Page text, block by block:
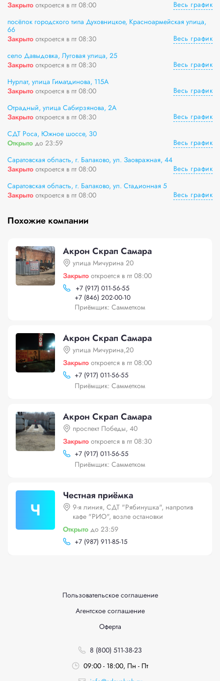
Закрыто откроется в пт 08:00
Весь график
посёлок городского типа Духовницкое, Красноармейская улица,
66
Закрыто откроется в пт 08:30
Весь график
село Давыдовка, Луговая улица, 25
Закрыто откроется в пт 08:30
Весь график
Нурлат, улица Гиматдинова, 115А
Закрыто откроется в пт 08:00
Весь график
Отрадный, улица Сабирзянова, 2А
Закрыто откроется в пт 08:30
Весь график
СДТ Роса, Южное шоссе, 30
Открыто до 23:59
Весь график
Саратовская область, г. Балаково, ул. Заовражная, 44
Закрыто откроется в пт 08:00
Весь график
Саратовская область, г. Балаково, ул. Стадионная 5
Закрыто откроется в пт 08:00 Весь график
Похожие компании
Акрон Скрап Самара
улица Мичурина 20
Закрыто откроется в пт 08:00
+7 (917) 011-56-55
+7 (846) 202-00-10
Приёмщик: Самметком
Акрон Скрап Самара
улица Мичурина,20
Закрыто откроется в пт 08:00
+7 (917) 011-56-55
Приёмщик: Самметком
Акрон Скрап Самара
проспект Победы, 40
Закрыто откроется в пт 08:30
+7 (917) 011-56-55
Приёмщик: Самметком
Ч
Честная приёмка
9-я линия, СДТ "Рябинушка", напротив
кафе "РИО", возле остановки
Открыто до 23:59
+7 (987) 911-85-15
Пользовательское соглашение
Агентское соглашение
Оферта
8 (800) 511-38-23
09:00 - 18:00, Пн - Пт